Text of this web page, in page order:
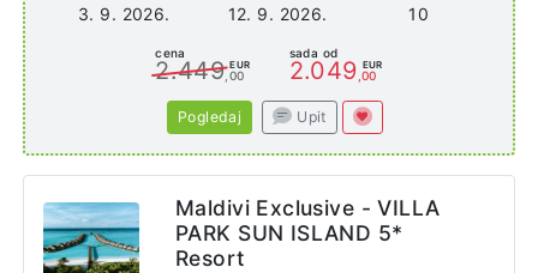
3. 9. 2026.
12. 9. 2026.
10
cena
2.449 EUR
,00
sada od
2.049 EUR
,00
Pogledaj Upit
Maldivi Exclusive - VILLA
PARK SUN ISLAND 5*
Resort